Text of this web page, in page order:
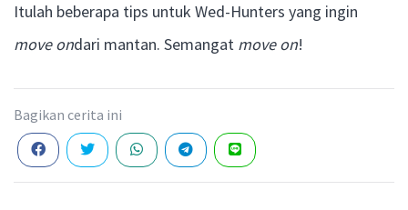
Itulah beberapa tips untuk Wed-Hunters yang ingin
move ondari mantan. Semangat move on!
Bagikan cerita ini